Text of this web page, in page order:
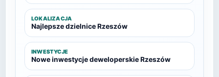
LOKALIZACJA
Najlepsze dzielnice Rzeszów
INWESTYCJE
Nowe inwestycje deweloperskie Rzeszów